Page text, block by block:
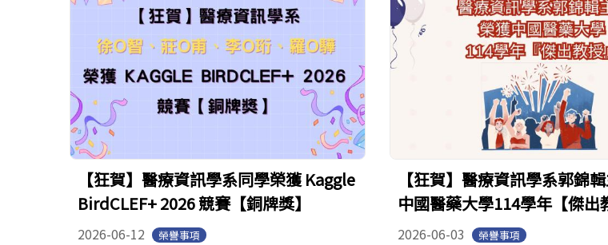
【狂賀】醫療資訊學系同學榮獲 Kaggle
BirdCLEF+ 2026 競賽【銅牌獎】
2026-06-12 榮譽事項
【狂賀】醫療資訊學系郭錦
中國醫藥大學114學年【傑出
2026-06-03 榮譽事項